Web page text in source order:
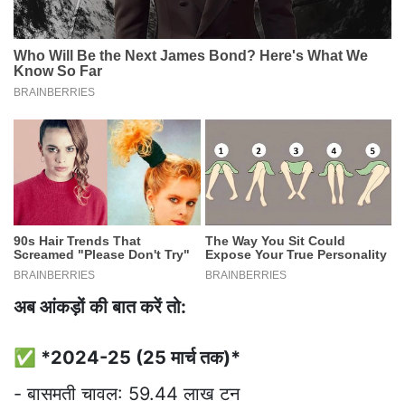
अब आंकड़ों की बात करें तो:
✅ *2024-25 (25 मार्च तक)*
- बासमती चावल: 59.44 लाख टन